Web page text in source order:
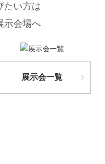
たい方は
示会場へ
展示会一覧